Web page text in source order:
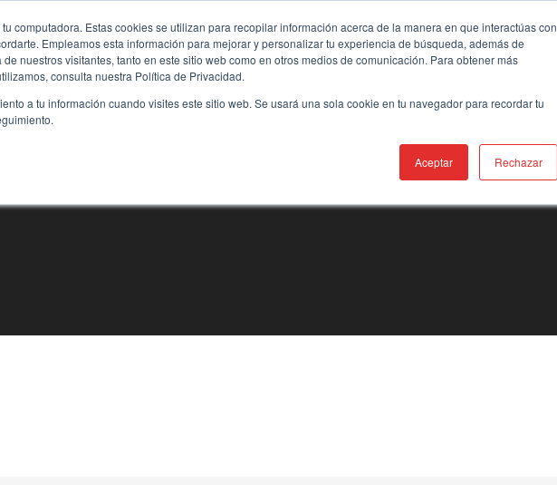
computadora. Estas cookies se utilizan para recopilar información acerca de la manera en que interactúas con
Empleamos esta información para mejorar y personalizar tu experiencia de búsqueda, además de
nuestros visitantes, tanto en este sitio web como en otros medios de comunicación. Para obtener más
consulta nuestra Política de Privacidad.
a tu información cuando visites este sitio web. Se usará una sola cookie en tu navegador para recordar tu
Aceptar Rechazar